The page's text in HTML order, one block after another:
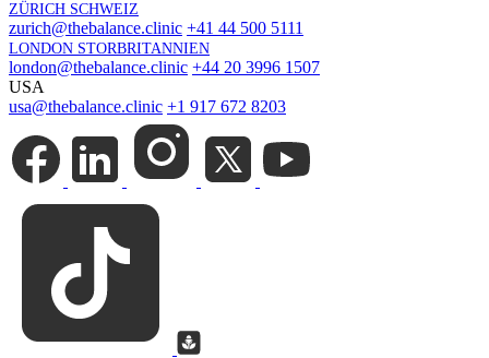
ZÜRICH SCHWEIZ
zurich@thebalance.clinic +41 44 500 5111
LONDON STORBRITANNIEN
london@thebalance.clinic +44 20 3996 1507
USA
usa@thebalance.clinic +1 917 672 8203